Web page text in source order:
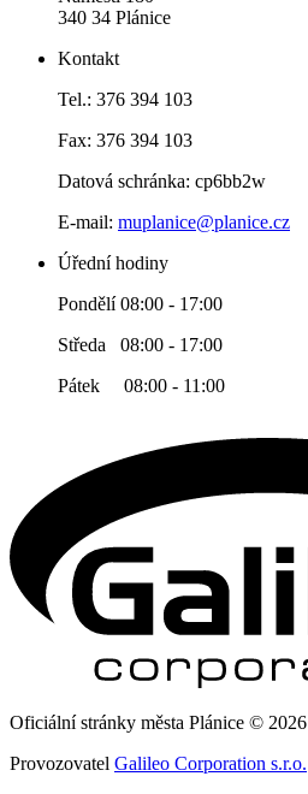
340 34 Plánice
Kontakt
Tel.: 376 394 103
Fax: 376 394 103
Datová schránka: cp6bb2w
E-mail: muplanice@planice.cz
Úřední hodiny
Pondělí 08:00 - 17:00
Středa 08:00 - 17:00
Pátek 08:00 - 11:00
Oficiální stránky města Plánice © 2026
Provozovatel Galileo Corporation s.r.o.